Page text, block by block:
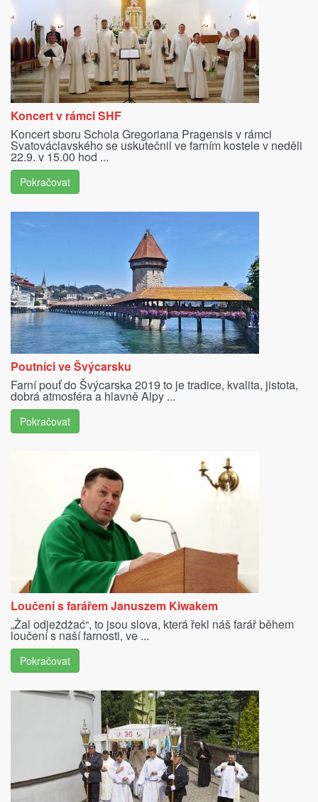
Koncert v rámci SHF
Koncert sboru Schola Gregoriana Pragensis v rámci
Svatováclavského se uskutečnil ve farním kostele v neděli
22.9. v 15.00 hod ...
Pokračovat
Poutníci ve Švýcarsku
Farní pouť do Švýcarska 2019 to je tradice, kvalita, jistota,
dobrá atmosféra a hlavně Alpy ...
Pokračovat
Loučení s farářem Januszem Kiwakem
„Żal odjeżdżać“, to jsou slova, která řekl náš farář během
loučení s naší farnosti, ve ...
Pokračovat